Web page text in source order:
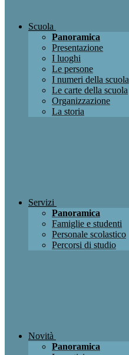
Scuola
Panoramica
Presentazione
I luoghi
Le persone
I numeri della scuola
Le carte della scuola
Organizzazione
La storia
Servizi
Panoramica
Famiglie e studenti
Personale scolastico
Percorsi di studio
Novità
Panoramica